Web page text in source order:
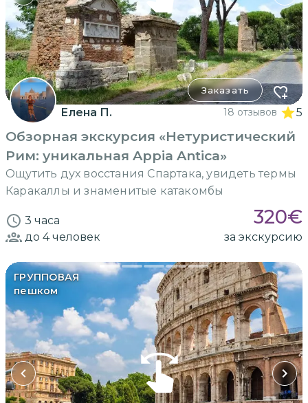
Заказать
Елена П. 18 отзывов 5
Обзорная экскурсия «Нетуристический
Рим: уникальная Appia Antica»
Ощутить дух восстания Спартака, увидеть термы
Каракаллы и знаменитые катакомбы
3 часа 320€
до 4человек за экскурсию
ГРУППОВАЯ
пешком